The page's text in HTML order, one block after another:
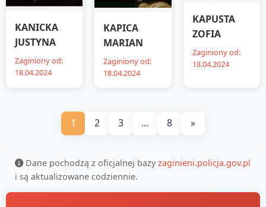
KANICKA
JUSTYNA
Zaginiony od:
18.04.2024
KAPICA
MARIAN
Zaginiony od:
18.04.2024
KAPUSTA
ZOFIA
Zaginiony od:
18.04.2024
1 2 3 ... 8 »
Dane pochodzą z oficjalnej bazy zaginieni.policja.gov.pl
i są aktualizowane codziennie.